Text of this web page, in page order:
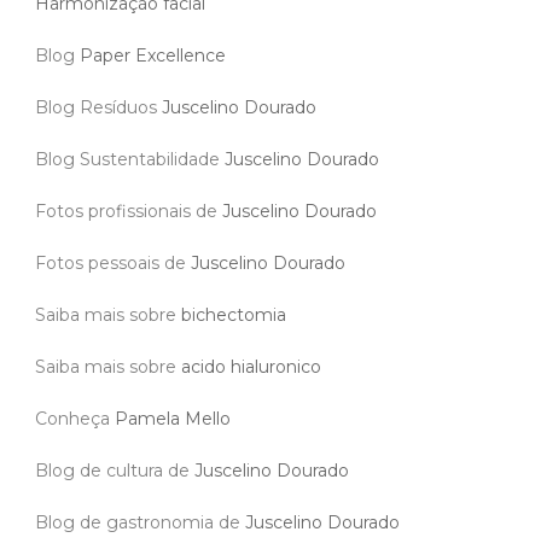
Blog Paper Excellence
Blog Resíduos Juscelino Dourado
Blog Sustentabilidade Juscelino Dourado
Fotos profissionais de Juscelino Dourado
Fotos pessoais de Juscelino Dourado
Saiba mais sobre bichectomia
Saiba mais sobre acido hialuronico
Conheça Pamela Mello
Blog de cultura de Juscelino Dourado
Blog de gastronomia de Juscelino Dourado